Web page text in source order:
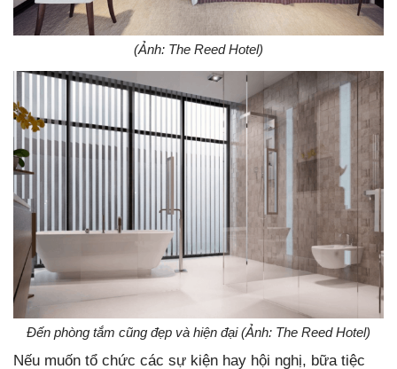
(Ảnh: The Reed Hotel)
Đến phòng tắm cũng đẹp và hiện đại (Ảnh: The Reed Hotel)
Nếu muốn tổ chức các sự kiện hay hội nghị, bữa tiệc